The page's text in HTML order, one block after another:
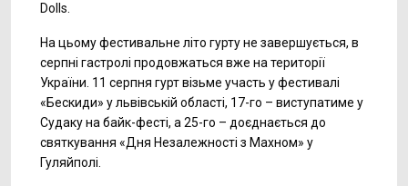
Dolls.
На цьому фестивальне літо гурту не завершується, в
серпні гастролі продовжаться вже на території
України. 11 серпня гурт візьме участь у фестивалі
«Бескиди» у львівській області, 17-го – виступатиме у
Судаку на байк-фесті, а 25-го – доєднається до
святкування «Дня Незалежності з Махном» у
Гуляйполі.